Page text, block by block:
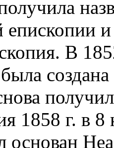
епископии
В
1858 г. в